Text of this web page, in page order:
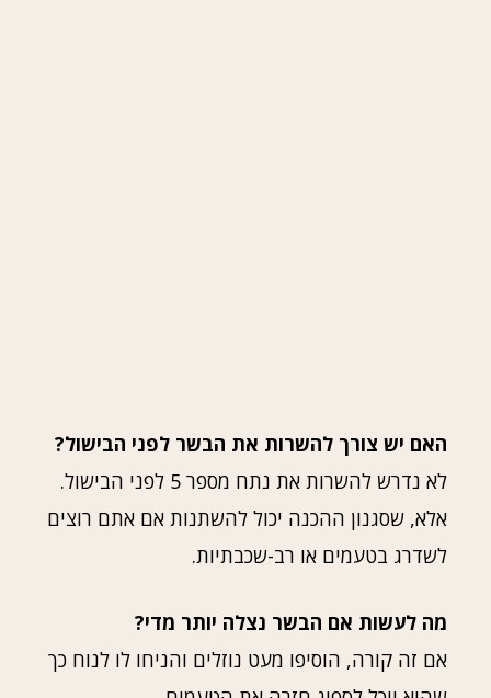
האם יש צורך להשרות את הבשר לפני הבישול?
לא נדרש להשרות את נתח מספר 5 לפני הבישול.
אלא, שסגנון ההכנה יכול להשתנות אם אתם רוצים
לשדרג בטעמים או רב-שכבתיות.
מה לעשות אם הבשר נצלה יותר מדי?
אם זה קורה, הוסיפו מעט נוזלים והניחו לו לנוח כך